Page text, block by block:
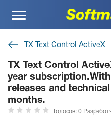
Меню
TX Text Control ActiveX
TX Text Control
year
releases and
months.
Голосов: 0